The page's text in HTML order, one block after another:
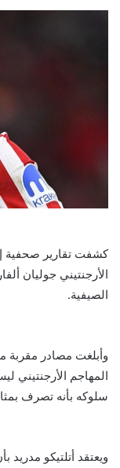
كشفت تقارير صحفية
الأرجنتيني جوليان
الصيفية.
وأبلغت مصادر مقربة
المهاجم الأرجنتيني
سلوكه بأنه تصرف
ويعتقد أتلتيكو